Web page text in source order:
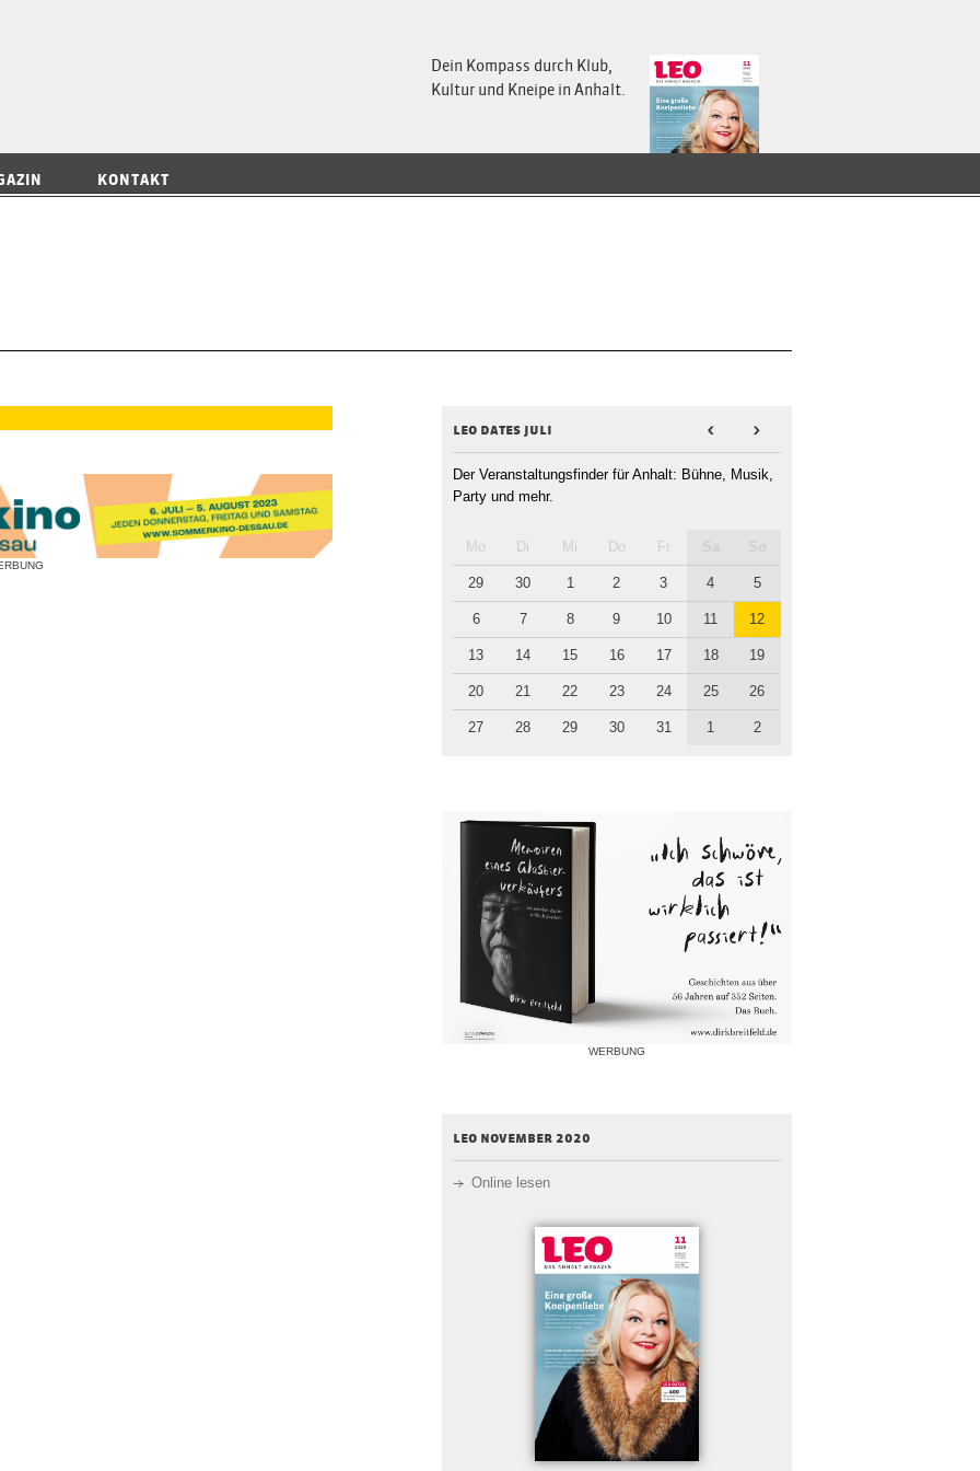
Dein Kompass durch Klub,
Kultur und Kneipe in Anhalt.
KONTAKT
leo dates juli < >
Der Veranstaltungsfinder für Anhalt: Bühne, Musik,
Party und mehr.
Mo Di Mi Do Fr
29 30 1 2 3 4 5
6 7 8 9 10 11 12
13 14 15 16 17 18 19
20 21 22 23 24 25 26
27 28 29 30 31 1 2
WERBUNG
leo november 2020
Online lesen